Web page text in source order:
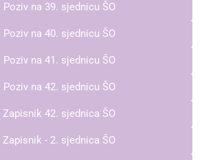
Poziv na 39. sjednicu ŠO
Poziv na 40. sjednicu ŠO
Poziv na 41. sjednicu ŠO
Poziv na 42. sjednicu ŠO
Zapisnik 42. sjednica ŠO
Zapisnik - 2. sjednica ŠO